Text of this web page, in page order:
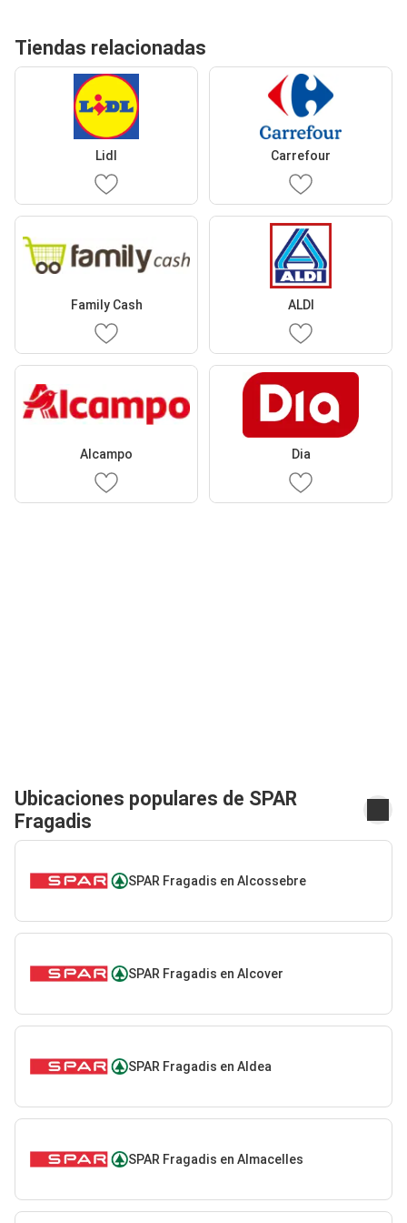
Tiendas relacionadas
Lidl Carrefour
Family Cash ALDI
Alcampo Dia
Ubicaciones populares de SPAR
Fragadis
SPAR Fragadis en Alcossebre
SPAR Fragadis en Alcover
SPAR Fragadis en Aldea
SPAR Fragadis en Almacelles